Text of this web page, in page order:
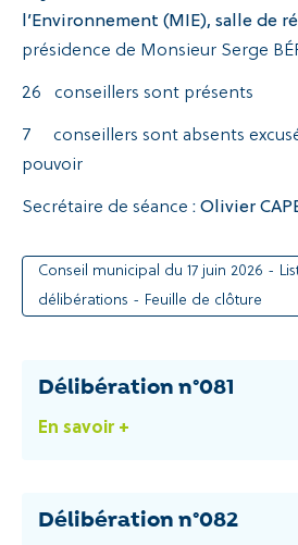
l’Environnement (MIE), salle de
présidence de Monsieur Serge
26 conseillers sont présents
7 conseillers sont absents
pouvoir
Secrétaire de séance : Olivier
Conseil municipal du 17 juin 2026 -
délibérations - Feuille de clôture
Délibération n°081
En savoir +
Délibération n°082